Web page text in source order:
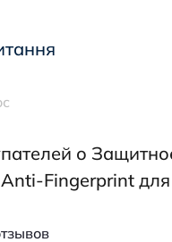
о
Fingerprint